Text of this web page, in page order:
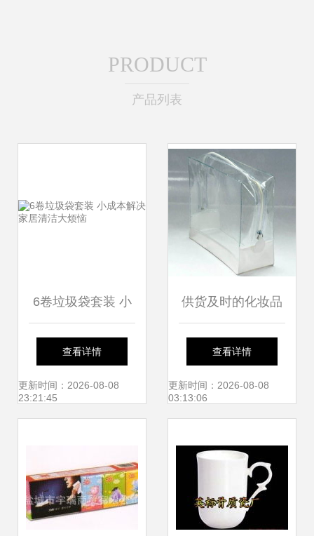
PRODUCT
产品列表
6卷垃圾袋套装 小
成本解决家居清洁
大烦恼
查看详情
更新时间：2026-08-08
23:21:45
供货及时的化妆品
与日用品包装袋，
就选苍南龙港恩颂
查看详情
更新时间：2026-08-08
03:13:06